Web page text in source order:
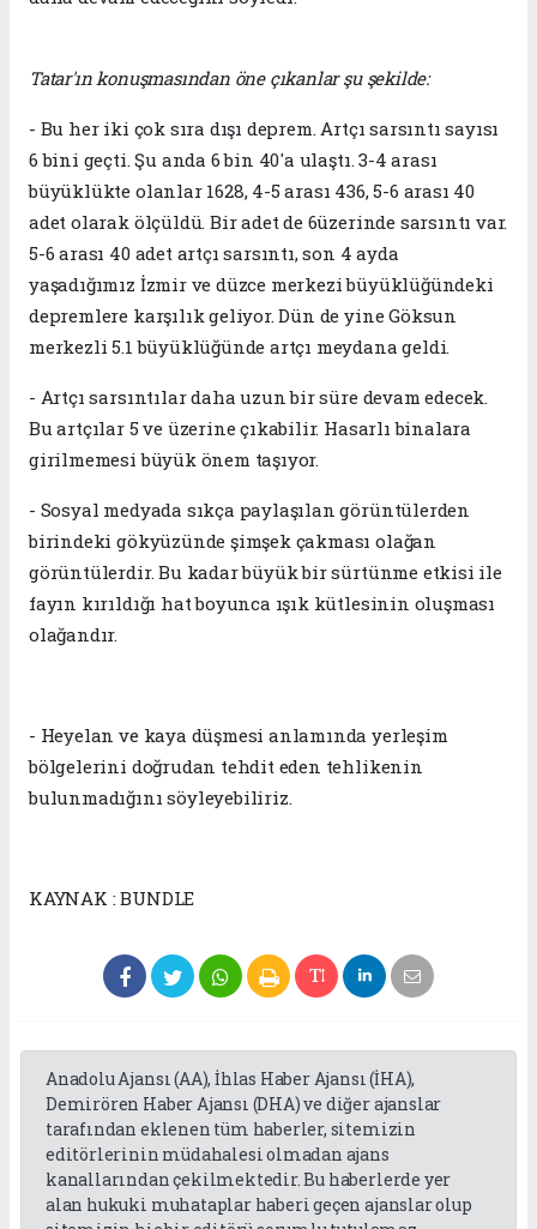
Tatar'ın konuşmasından öne çıkanlar şu şekilde:
- Bu her iki çok sıra dışı deprem. Artçı sarsıntı sayısı
6 bini geçti. Şu anda 6 bin 40'a ulaştı. 3-4 arası
büyüklükte olanlar 1628, 4-5 arası 436, 5-6 arası 40
adet olarak ölçüldü. Bir adet de 6üzerinde sarsıntı var.
5-6 arası 40 adet artçı sarsıntı, son 4 ayda
yaşadığımız İzmir ve düzce merkezi büyüklüğündeki
depremlere karşılık geliyor. Dün de yine Göksun
merkezli 5.1 büyüklüğünde artçı meydana geldi.
- Artçı sarsıntılar daha uzun bir süre devam edecek.
Bu artçılar 5 ve üzerine çıkabilir. Hasarlı binalara
girilmemesi büyük önem taşıyor.
- Sosyal medyada sıkça paylaşılan görüntülerden
birindeki gökyüzünde şimşek çakması olağan
görüntülerdir. Bu kadar büyük bir sürtünme etkisi ile
fayın kırıldığı hat boyunca ışık kütlesinin oluşması
olağandır.
- Heyelan ve kaya düşmesi anlamında yerleşim
bölgelerini doğrudan tehdit eden tehlikenin
bulunmadığını söyleyebiliriz.
KAYNAK : BUNDLE
Anadolu Ajansı (AA), İhlas Haber Ajansı (İHA),
Demirören Haber Ajansı (DHA) ve diğer ajanslar
tarafından eklenen tüm haberler, sitemizin
editörlerinin müdahalesi olmadan ajans
kanallarından çekilmektedir. Bu haberlerde yer
alan hukuki muhataplar haberi geçen ajanslar olup